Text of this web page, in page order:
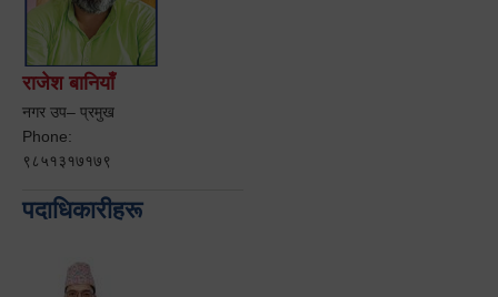
राजेश बानियाँ
नगर उप– प्रमुख
Phone:
९८५१३१७१७९
पदाधिकारीहरू